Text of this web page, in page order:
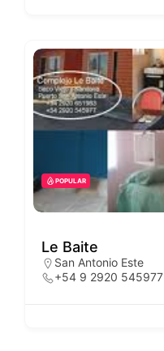
POPULAR
Le Baite
San Antonio Este
+54 9 2920 545977